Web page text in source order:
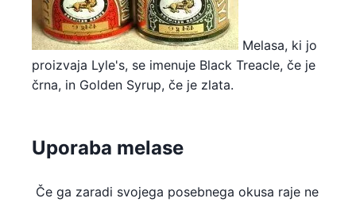
Melasa, ki jo
proizvaja Lyle's, se imenuje Black Treacle, če je
črna, in Golden Syrup, če je zlata.
Uporaba melase
Če ga zaradi svojega posebnega okusa raje ne